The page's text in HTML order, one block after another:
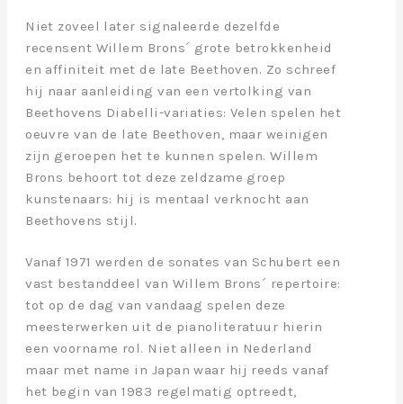
Niet zoveel later signaleerde dezelfde
recensent Willem Brons´ grote betrokkenheid
en affiniteit met de late Beethoven. Zo schreef
hij naar aanleiding van een vertolking van
Beethovens Diabelli-variaties: Velen spelen het
oeuvre van de late Beethoven, maar weinigen
zijn geroepen het te kunnen spelen. Willem
Brons behoort tot deze zeldzame groep
kunstenaars: hij is mentaal verknocht aan
Beethovens stijl.
Vanaf 1971 werden de sonates van Schubert een
vast bestanddeel van Willem Brons´ repertoire:
tot op de dag van vandaag spelen deze
meesterwerken uit de pianoliteratuur hierin
een voorname rol. Niet alleen in Nederland
maar met name in Japan waar hij reeds vanaf
het begin van 1983 regelmatig optreedt,